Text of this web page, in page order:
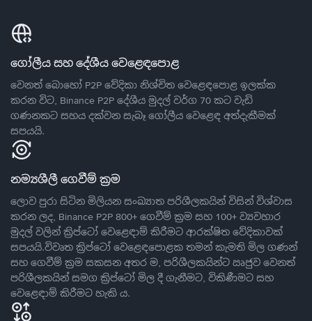
ගෝලීය සහ දේශීය වෙළෙඳපොළ
වෙනත් බොහෝ P2P වේදිකා නිශ්චිත වෙළෙඳපොළ ඉලක්ක
කරන විට, Binance P2P දේශීය මුදල් වර්ග 70 කට වැඩි
ගණනකට සහය දක්වන සැබෑ ගෝලීය වෙළෙඳ අත්දැකීමක්
සපයයි.
නම්‍යශීලී ගෙවීම් ක්‍රම
ලොව පුරා සිටින මිලියන සංඛ්‍යාත පරිශීලකයින් විසින් විශ්වාස
කරන ලද, Binance P2P 800+ ගෙවීම් ක්‍රම සහ 100+ ව්‍යවහාර
මුදල් වලින් ක්‍රිප්ටෝ වෙළෙඳාම් කිරීමට ආරක්ෂිත වේදිකාවක්
සපයයි.විවෘත ක්‍රිප්ටෝ වෙළෙඳපොළක තමන් කැමති මිල ගණන්
සහ ගෙවීම් ක්‍රම සකසන අතර ම, පරිශීලකයින්ට ඍජුව වෙනත්
පරිශීලකයින් සමග ක්‍රිප්ටෝ මිල දී ගැනීමට, විකිණීමට සහ
වෙළෙඳාම් කිරීමට හැකි ය.